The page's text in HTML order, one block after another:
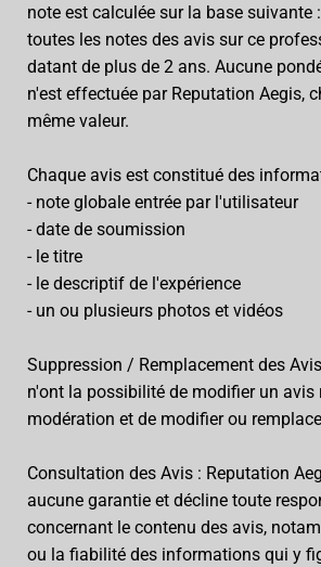
note est calculée sur la base suivante
toutes les notes des avis sur ce
datant de plus de 2 ans. Aucune
n'est effectuée par Reputation Aegis,
même valeur.
Chaque avis est constitué des
- note globale entrée par l'utilisateur
- date de soumission
- le titre
- le descriptif de l'expérience
- un ou plusieurs photos et vidéos
Suppression / Remplacement des
n'ont la possibilité de modifier un avis
modération et de modifier ou
Consultation des Avis : Reputation
aucune garantie et décline toute
concernant le contenu des avis,
ou la fiabilité des informations qui y